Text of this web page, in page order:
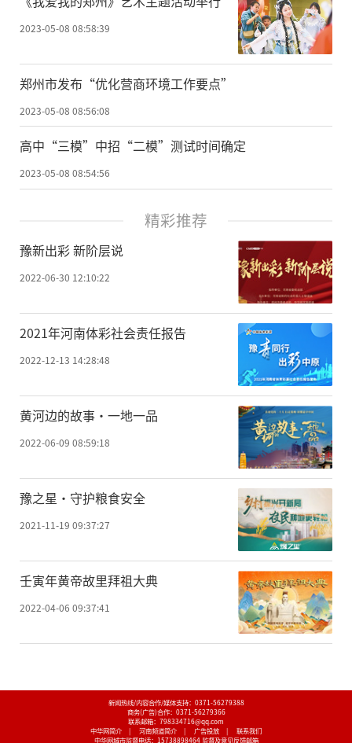
2023-05-08 08:58:39
郑州市发布“优化营商环境工作要点”
2023-05-08 08:56:08
高中“三模”中招“二模”测试时间确定
2023-05-08 08:54:56
精彩推荐
豫新出彩 新阶层说
2022-06-30 12:10:22
2021年河南体彩社会责任报告
2022-12-13 14:28:48
黄河边的故事·一地一品
2022-06-09 08:59:18
豫之星·守护粮食安全
2021-11-19 09:37:27
壬寅年黄帝故里拜祖大典
2022-04-06 09:37:41
新闻热线/内容合作/媒体支持： 0371-56279388
商务(广告)合作： 0371-56279366
联系邮箱：798334716@qq.com
中华网简介
| 河南频道简介 | 广告投放 |
联系我们
中华网城市监督电话： 15738898464 监督及意见反馈邮箱